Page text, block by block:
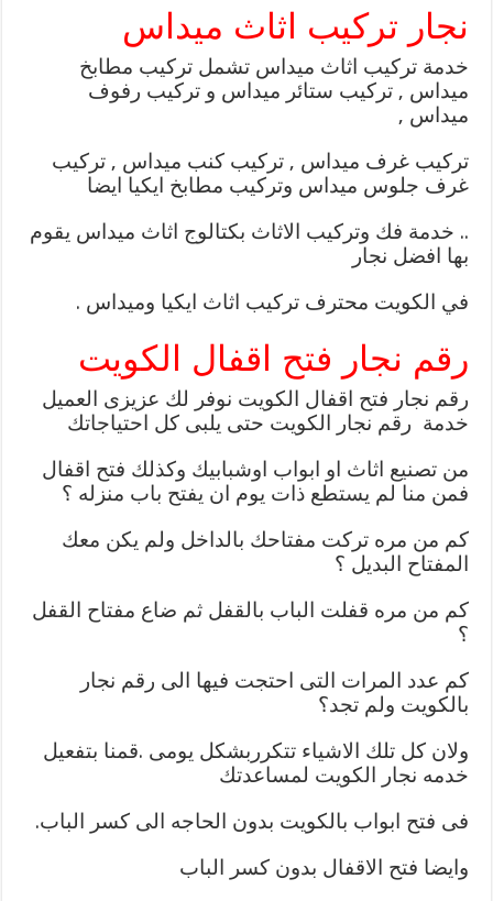
نجار تركيب اثاث ميداس
خدمة تركيب اثاث ميداس تشمل تركيب مطابخ
ميداس , تركيب ستائر ميداس و تركيب رفوف
ميداس ,
تركيب غرف ميداس , تركيب كنب ميداس , تركيب
غرف جلوس ميداس وتركيب مطابخ ايكيا ايضا
.. خدمة فك وتركيب الاثاث بكتالوج اثاث ميداس يقوم
بها افضل نجار
في الكويت محترف تركيب اثاث ايكيا وميداس .
رقم نجار فتح اقفال الكويت
رقم نجار فتح اقفال الكويت نوفر لك عزيزى العميل
خدمة رقم نجار الكويت حتى يلبى كل احتياجاتك
من تصنيع اثاث او ابواب اوشبابيك وكذلك فتح اقفال
فمن منا لم يستطع ذات يوم ان يفتح باب منزله ؟
كم من مره تركت مفتاحك بالداخل ولم يكن معك
المفتاح البديل ؟
كم من مره قفلت الباب بالقفل ثم ضاع مفتاح القفل
؟
كم عدد المرات التى احتجت فيها الى رقم نجار
بالكويت ولم تجد؟
ولان كل تلك الاشياء تتكرربشكل يومى .قمنا بتفعيل
خدمه نجار الكويت لمساعدتك
فى فتح ابواب بالكويت بدون الحاجه الى كسر الباب.
وايضا فتح الاقفال بدون كسر الباب